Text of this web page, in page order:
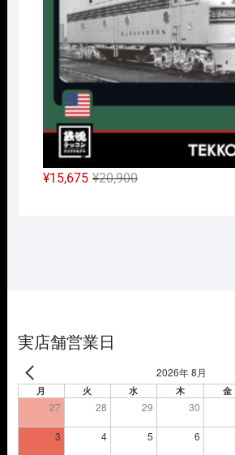
し
た。
で
す。
¥20,900元
¥15,675
現
実店舗営業日
2026年 8月
月 火 水 木 金
27 28 29 30
3 4 5 6